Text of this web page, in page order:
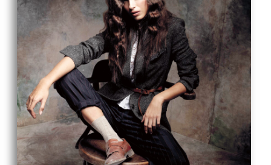
Как ветер играет с волосами, создавая
естественные, неповторимые формы, наполняя
воздухом, приводя в беспорядок или добавляя
оригинальные акценты, так и средства для